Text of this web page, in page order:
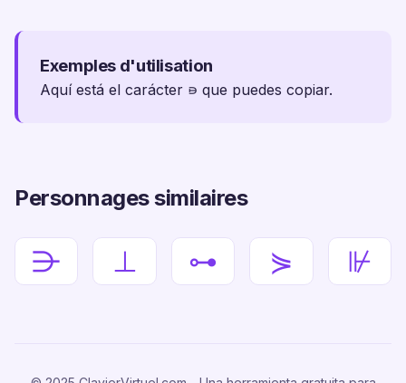
Exemples d'utilisation
Aquí está el carácter ⋼ que puedes copiar.
Personnages similaires
⋺ ⊥ ⊶ ⋟ ⊮